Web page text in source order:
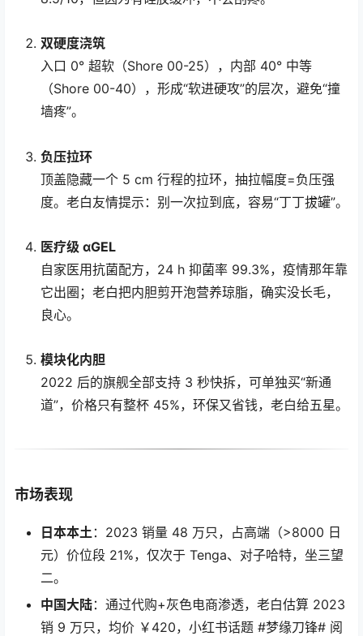
双硬度浇筑
入口 0° 超软（Shore 00-25），内部 40° 中等
（Shore 00-40），形成“软进硬攻”的层次，避免“撞
墙疼”。
负压拉环
顶盖隐藏一个 5 cm 行程的拉环，抽拉幅度=负压强
度。老白友情提示：别一次拉到底，容易“丁丁拔罐”。
医疗级 αGEL
自家医用抗菌配方，24 h 抑菌率 99.3%，疫情那年靠
它出圈；老白把内胆剪开泡营养琼脂，确实没长毛，
良心。
模块化内胆
2022 后的旗舰全部支持 3 秒快拆，可单独买“新通
道”，价格只有整杯 45%，环保又省钱，老白给五星。
市场表现
日本本土 ：2023 销量 48 万只，占高端（>8000 日
元）价位段 21%，仅次于 Tenga、对子哈特，坐三望
二。
中国大陆：通过代购+灰色电商渗透，老白估算 2023
销 9 万只，均价 ￥420，小红书话题 #梦缘刀锋# 阅